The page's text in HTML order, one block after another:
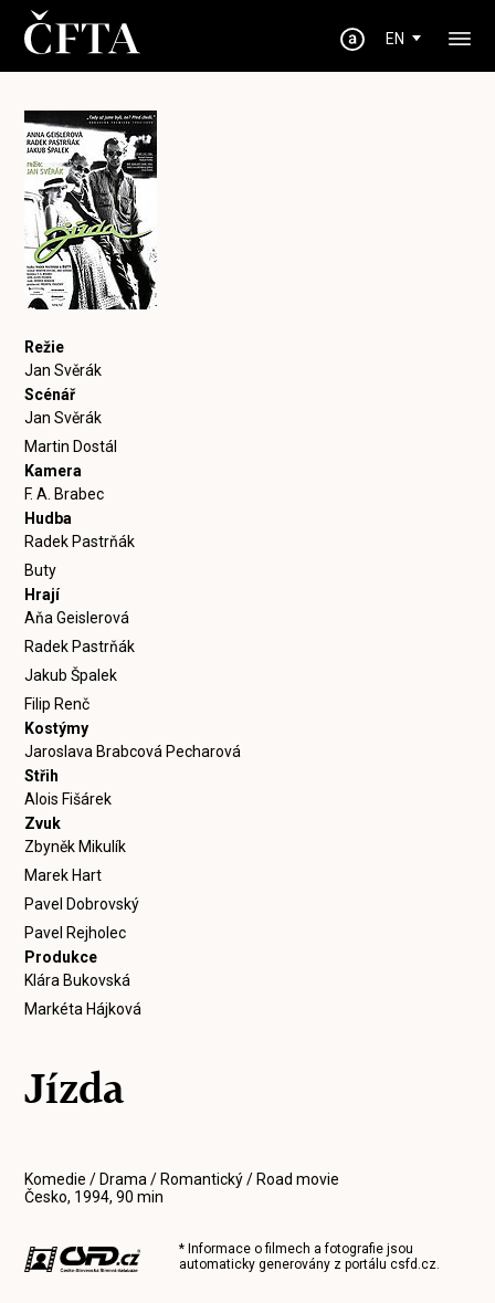
EN
Režie
Jan Svěrák
Scénář
Jan Svěrák
Martin Dostál
Kamera
F. A. Brabec
Hudba
Radek Pastrňák
Buty
Hrají
Aňa Geislerová
Radek Pastrňák
Jakub Špalek
Filip Renč
Kostýmy
Jaroslava Brabcová Pecharová
Střih
Alois Fišárek
Zvuk
Zbyněk Mikulík
Marek Hart
Pavel Dobrovský
Pavel Rejholec
Produkce
Klára Bukovská
Markéta Hájková
Jízda
Komedie / Drama / Romantický / Road movie
Česko, 1994, 90 min
* Informace o filmech a fotografie jsou
automaticky generovány z portálucsfd.cz.